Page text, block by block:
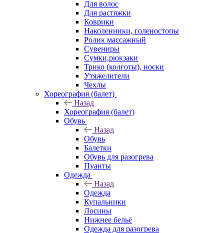
Для волос
Для растяжки
Коврики
Наколенники, голеностопы
Ролик массажный
Сувениры
Сумки,рюкзаки
Трико (колготы), носки
Утяжелители
Чехлы
Хореография (балет)
Назад
Хореография (балет)
Обувь
Назад
Обувь
Балетки
Обувь для разогрева
Пуанты
Одежда
Назад
Одежда
Купальники
Лосины
Нижнее бельё
Одежда для разогрева